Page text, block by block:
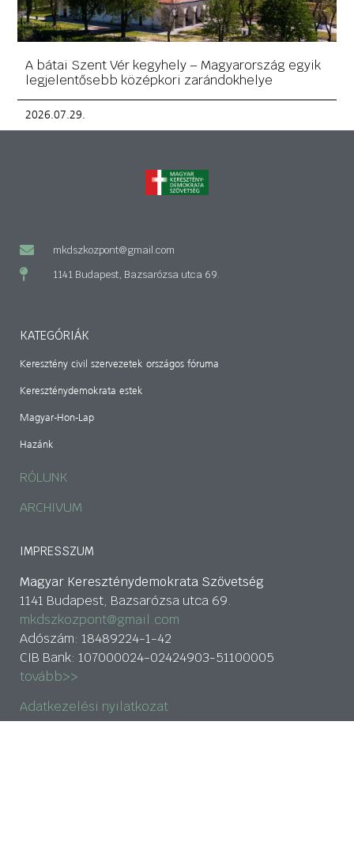
A bátai Szent Vér kegyhely – Magyarország egyik
legjelentősebb középkori zarándokhelye
2026.07.29.
mkdszkozpont@gmail.com
1141 Budapest, Bazsarózsa utca 69.
KATEGÓRIÁK
Keresztény civil szervezetek országos fóruma
Kereszténydemokrata estek
Magyar-Hon-Lap
Hazánk
RÓLUNK
ARCHIVUM
IMPRESSZUM
Magyar Kereszténydemokrata Szövetség
1141 Budapest, Bazsarózsa utca 69.
mkdszkozpont@gmail.com
Adószám: 18489224-1-42
CIB Bank: 107000024-02424903-51100005
tovább>>
Adatkezelési nyilatkozat